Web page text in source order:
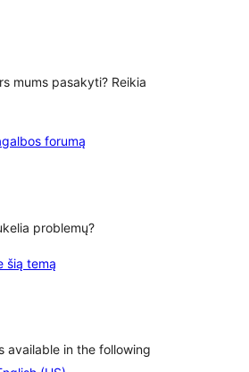
mums pasakyti? Reikia
forumą
problemų?
šią temą
available in the following